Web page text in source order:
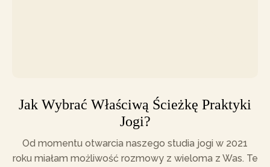
Jak Wybrać Właściwą Ścieżkę Praktyki
Jogi?
Od momentu otwarcia naszego studia jogi w 2021
roku miałam możliwość rozmowy z wieloma z Was. Te